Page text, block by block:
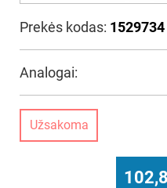
Prekės kodas: 1529734
Analogai:
Užsakoma